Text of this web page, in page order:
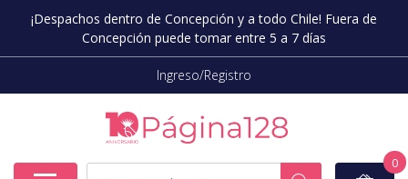
¡Despachos dentro de Concepción y a todo Chile! Fuera de
Concepción puede tomar entre 5 a 7 días
Ingreso/Registro
0